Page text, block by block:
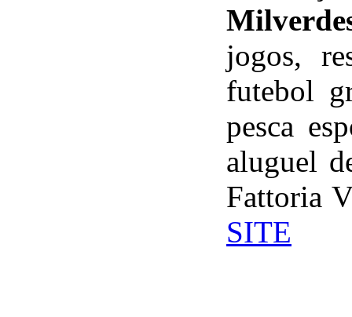
jogos,
futebol
pesca
aluguel
Fattoria
SITE